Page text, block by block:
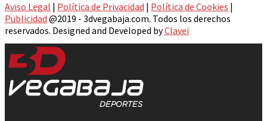
Aviso Legal | Política de Privacidad | Política de Cookies |
Publicidad @2019 - 3dvegabaja.com. Todos los derechos
reservados. Designed and Developed byClavei